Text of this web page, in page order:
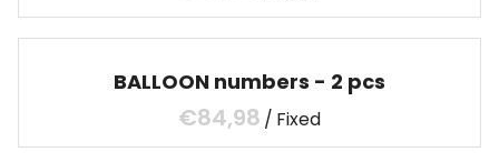
BALLOON numbers - 2 pcs
/